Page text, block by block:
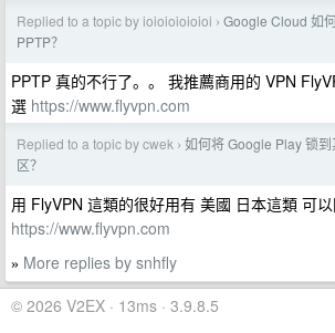
Replied to a topic by ioioioioioioi › Google Cloud 如
PPTP？
PPTP 真的不行了。。 我推薦商用的 VPN
選 https://www.flyvpn.com
Replied to a topic by cwek › 如何将 Google Play 锁
区？
用 FlyVPN 這類的很好用有 美國 日本這類 可
https://www.flyvpn.com
» More replies by snhfly
© 2026 V2EX · 13ms · 3.9.8.5